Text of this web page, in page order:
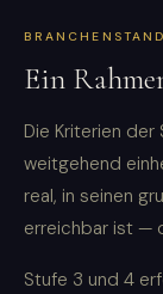
Ein
Die Kriterien der
weitgehend
real, in seinen
erreichbar ist —
Stufe 3 und 4